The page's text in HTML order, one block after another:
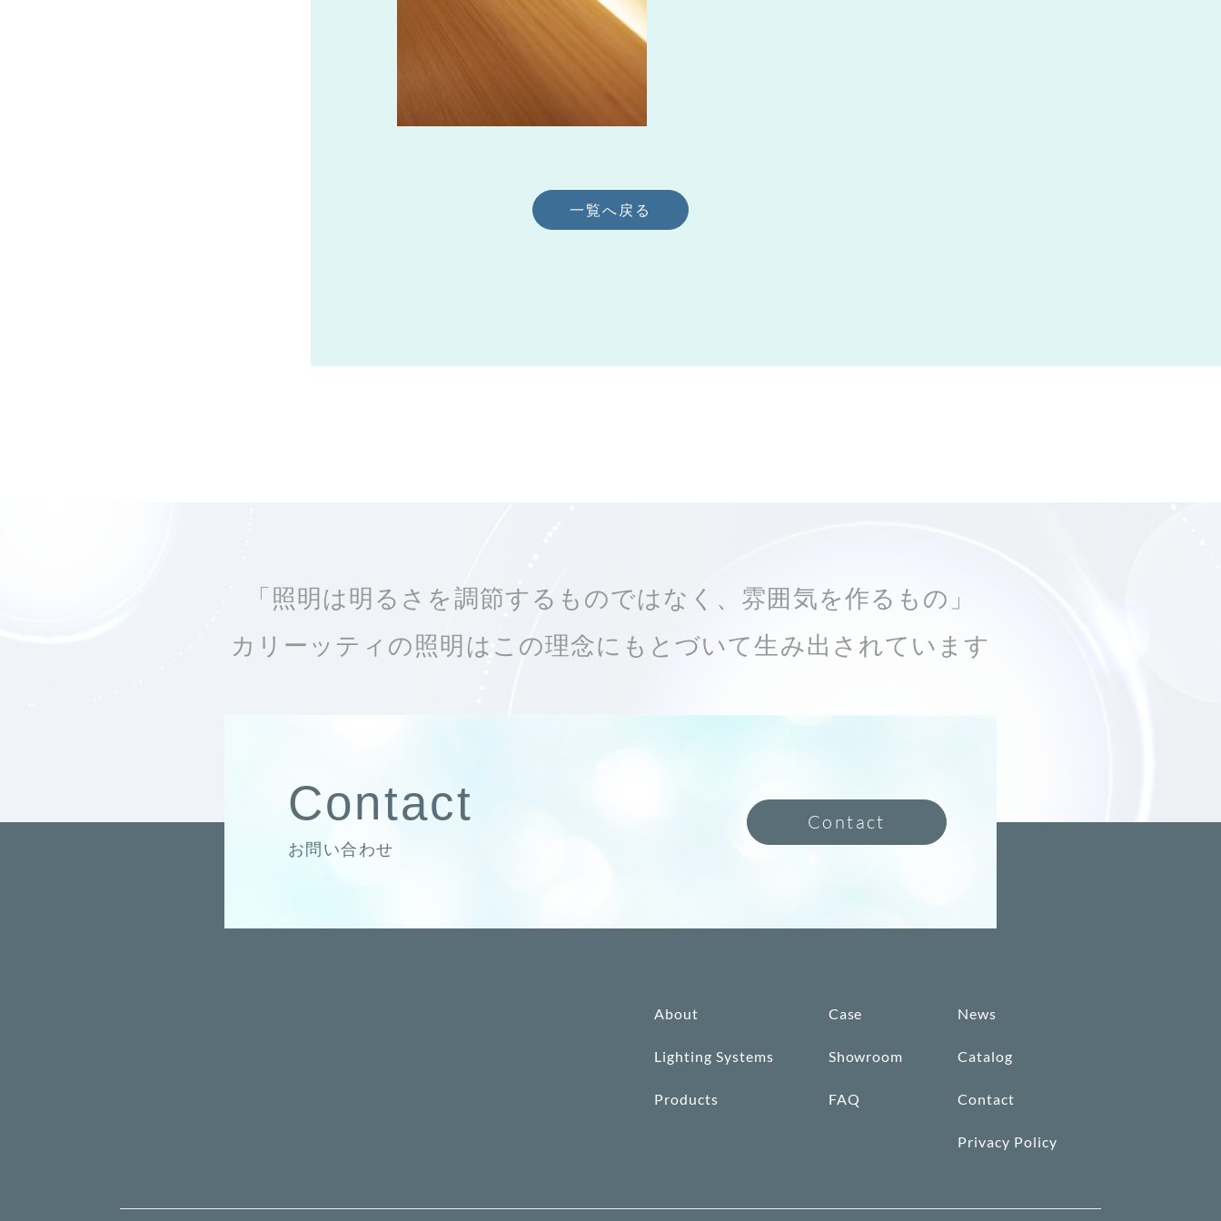
一覧へ戻る
「照明は明るさを調節するものではなく、雰囲気を作るもの」
カリーッティの照明はこの理念にもとづいて生み出されています
Contact
お問い合わせ
Contact
About
Lighting Systems
Products
Case
Showroom
FAQ
News
Catalog
Contact
Privacy Policy